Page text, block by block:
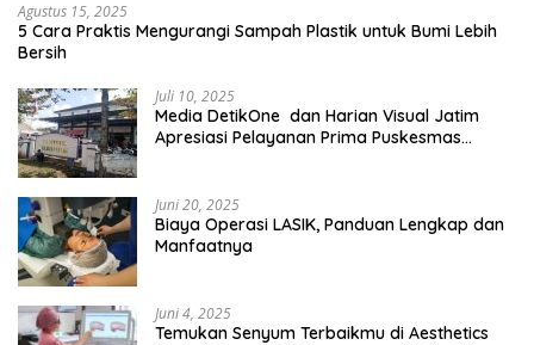
Agustus 15, 2025
5 Cara Praktis Mengurangi Sampah Plastik untuk Bumi Lebih
Bersih
Juli 10, 2025
Media DetikOne dan Harian Visual Jatim
Apresiasi Pelayanan Prima Puskesmas
Juni 20, 2025
Biaya Operasi LASIK, Panduan Lengkap dan
Manfaatnya
Juni 4, 2025
Temukan Senyum Terbaikmu di Aesthetics